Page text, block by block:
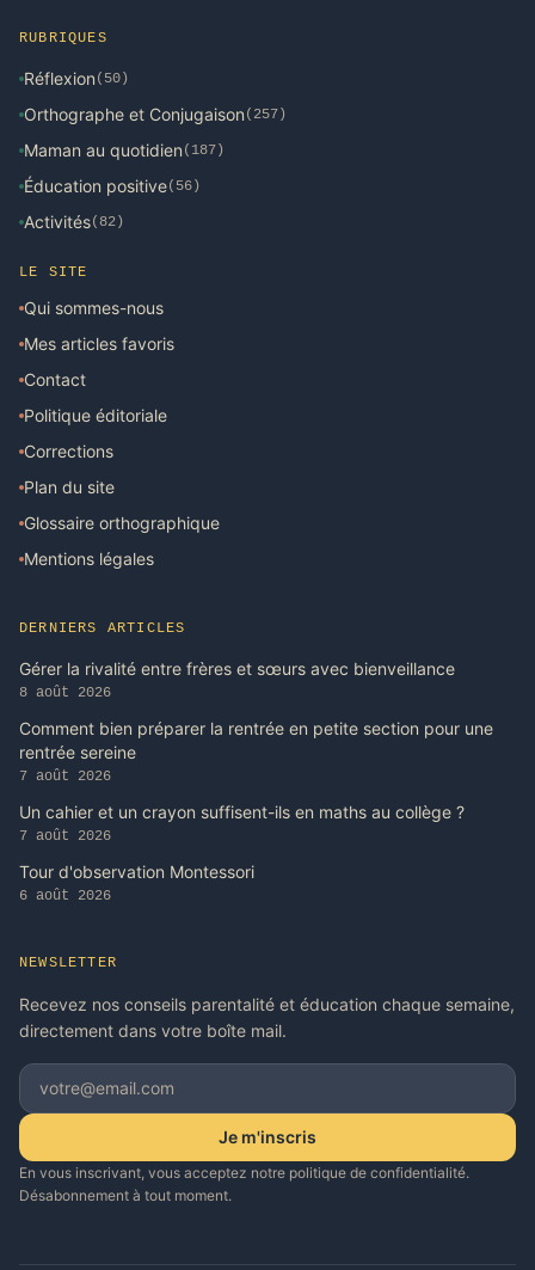
RUBRIQUES
Réflexion (50)
Orthographe et Conjugaison (257)
Maman au quotidien (187)
Éducation positive(56)
Activités(82)
LE SITE
Qui sommes-nous
Mes articles favoris
Contact
Politique éditoriale
Corrections
Plan du site
Glossaire orthographique
Mentions légales
DERNIERS ARTICLES
Gérer la rivalité entre frères et sœurs avec bienveillance
8 août 2026
Comment bien préparer la rentrée en petite section pour une
rentrée sereine
7 août 2026
Un cahier et un crayon suffisent-ils en maths au collège ?
7 août 2026
Tour d'observation Montessori
6 août 2026
NEWSLETTER
Recevez nos conseils parentalité et éducation chaque semaine,
directement dans votre boîte mail.
Je m'inscris
En vous inscrivant, vous acceptez notre politique de confidentialité.
Désabonnement à tout moment.